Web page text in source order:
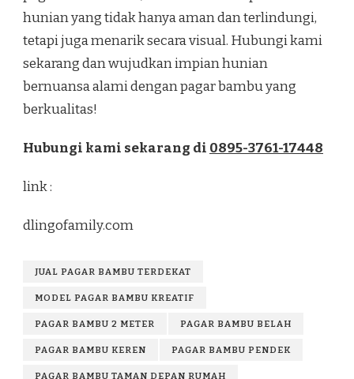
hunian yang tidak hanya aman dan terlindungi,
tetapi juga menarik secara visual. Hubungi kami
sekarang dan wujudkan impian hunian
bernuansa alami dengan pagar bambu yang
berkualitas!
Hubungi kami sekarang di 0895-3761-17448
link :
dlingofamily.com
JUAL PAGAR BAMBU TERDEKAT
MODEL PAGAR BAMBU KREATIF
PAGAR BAMBU 2 METER PAGAR BAMBU BELAH
PAGAR BAMBU KEREN PAGAR BAMBU PENDEK
PAGAR BAMBU TAMAN DEPAN RUMAH